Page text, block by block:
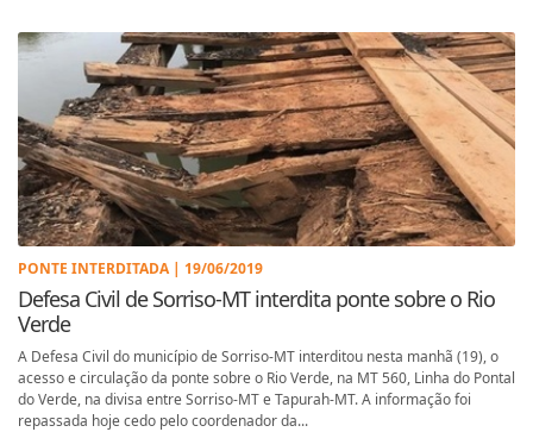
PONTE INTERDITADA | 19/06/2019
Defesa Civil de Sorriso-MT interdita ponte sobre o Rio
Verde
A Defesa Civil do município de Sorriso-MT interditou nesta manhã (19), o
acesso e circulação da ponte sobre o Rio Verde, na MT 560, Linha do Pontal
do Verde, na divisa entre Sorriso-MT e Tapurah-MT. A informação foi
repassada hoje cedo pelo coordenador da...